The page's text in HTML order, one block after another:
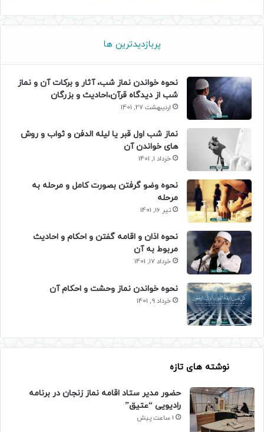
پربازدیدترین ها
نحوه خواندن نماز شب، آثار و برکات آن و نماز
شب از دیدگاه قرآن،احادیث و بزرگان
اردیبهشت 27, 1401
نماز شب اول قبر یا لیله الدفن و ثواب و روش
های خواندن آن
خرداد 1, 1401
نحوه وضو گرفتن بصورت کامل و مرحله به
مرحله
تیر 16, 1401
نحوه اذان و اقامه گفتن و احکام و احادیث
مربوط به آن
خرداد 17, 1401
نحوه خواندن نماز وحشت و احکام آن
خرداد 9, 1401
نوشته های تازه
حضور مدیر ستاد اقامه نماز زنجان در برنامه
رادیویی “عتیق”
1 ساعت پیش